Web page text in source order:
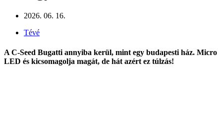
2026. 06. 16.
Tévé
A C-Seed Bugatti annyiba kerül, mint egy budapesti ház. Micro
LED és kicsomagolja magát, de hát azért ez túlzás!